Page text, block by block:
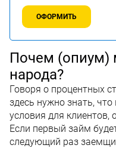
ОФОРМИТЬ
Почем (опиум)
народа?
Говоря о процентных
здесь нужно знать,
условия для
Если первый займ
следующий раз